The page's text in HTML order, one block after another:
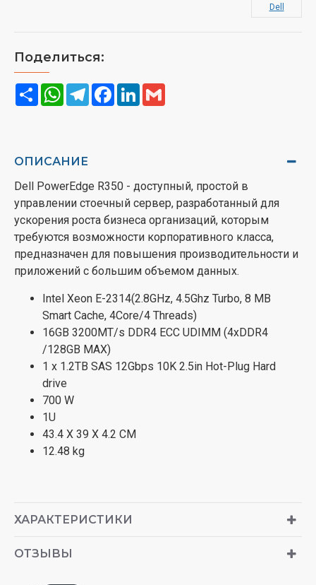
Dell
Поделиться:
Share WhatsAppTelegramFacebook
LinkedIn
ОПИСАНИЕ
Dell PowerEdge R350 - доступный, простой в
управлении стоечный сервер, разработанный для
ускорения роста бизнеса организаций, которым
требуются возможности корпоративного класса,
предназначен для повышения производительности и
приложений с большим объемом данных.
Intel Xeon E-2314(2.8GHz, 4.5Ghz Turbo, 8 MB
Smart Cache, 4Core/4 Threads)
16GB 3200MT/s DDR4 ECC UDIMM (4xDDR4
/128GB MAX)
1 x 1.2TB SAS 12Gbps 10K 2.5in Hot-Plug Hard
drive
700 W
1U
43.4 X 39 X 4.2 CM
12.48 kg
ХАРАКТЕРИСТИКИ
ОТЗЫВЫ